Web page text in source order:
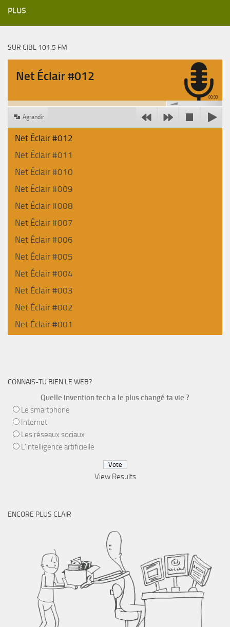
PLUS
SUR CIBL 101.5 FM
Net Éclair #012
00:00
Agrandir
Net Éclair #012
Net Éclair #011
Net Éclair #010
Net Éclair #009
Net Éclair #008
Net Éclair #007
Net Éclair #006
Net Éclair #005
Net Éclair #004
Net Éclair #003
Net Éclair #002
Net Éclair #001
CONNAIS-TU BIEN LE WEB?
Quelle invention tech a le plus changé ta vie ?
Le smartphone
Internet
Les réseaux sociaux
L’intelligence artificielle
View Results
ENCORE PLUS CLAIR